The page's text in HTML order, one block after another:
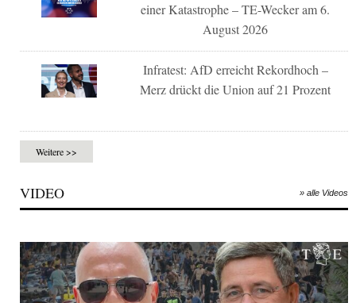
einer Katastrophe – TE-Wecker am 6.
August 2026
Infratest: AfD erreicht Rekordhoch –
Merz drückt die Union auf 21 Prozent
Weitere >>
VIDEO » alle Videos